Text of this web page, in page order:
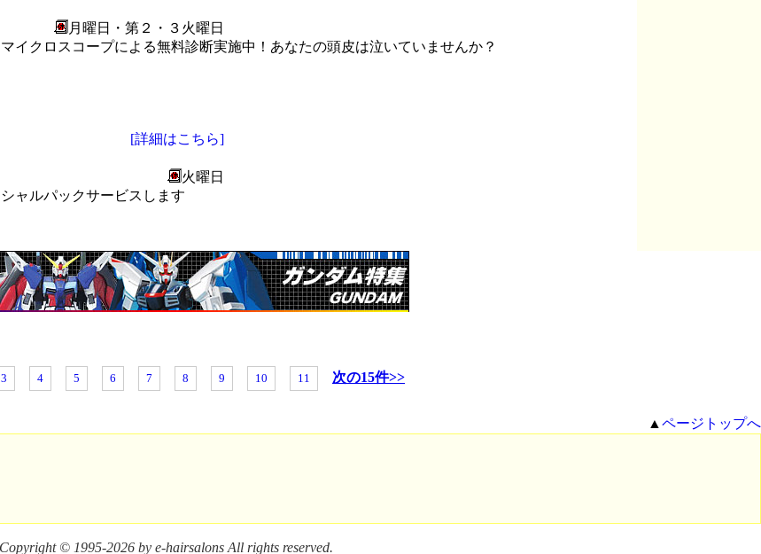
月曜日・第２・３火曜日
イクロスコープによる無料診断実施中！あなたの頭皮は泣いていませんか？
[詳細はこちら]
火曜日
ャルパックサービスします
3 4 5 6 7 8 9 10 11 次の15件>>
▲ ページトップへ
Copyright © 1995-2026 by e-hairsalons All rights reserved.